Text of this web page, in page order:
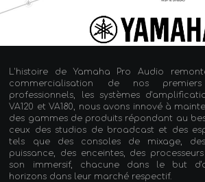
L'histoire de Yamaha Pro Audio
commercialisation de nos
professionnels, les systèmes
VA120 et VA180, nous avons innové à
des gammes de produits répondant au
ceux des studios de broadcast et des
tels que des consoles de mixage,
puissance, des enceintes, des
son immersif, chacune dans le but
horizons dans leur marché respectif.